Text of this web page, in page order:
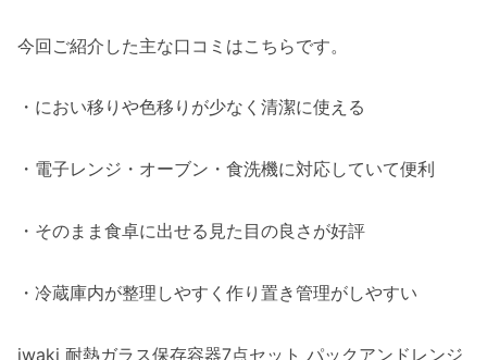
今回ご紹介した主な口コミはこちらです。
・におい移りや色移りが少なく清潔に使える
・電子レンジ・オーブン・食洗機に対応していて便利
・そのまま食卓に出せる見た目の良さが好評
・冷蔵庫内が整理しやすく作り置き管理がしやすい
iwaki 耐熱ガラス保存容器7点セット パックアンドレンジ